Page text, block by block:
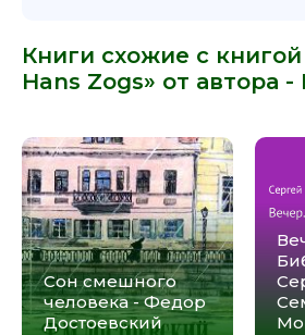
Книги схожие с
Hans Zogs» от автора -
Сон смешного
человека - Федор
Достоевский